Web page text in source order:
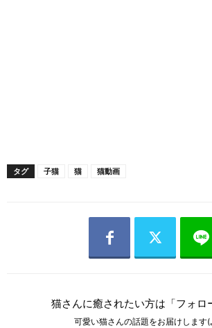
タグ 子猫 猫 猫動画
猫さんに癒されたい方は「フォロ
可愛い猫さんの話題をお届けします(